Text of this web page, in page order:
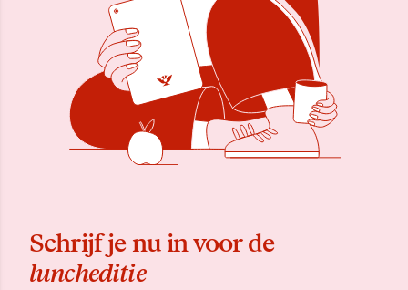
Schrijf je nu in voor de
luncheditie